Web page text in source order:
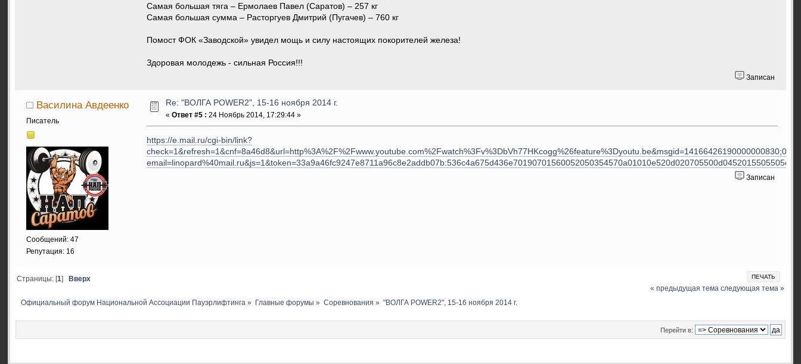
Самая большая тяга – Ермолаев Павел (Саратов) – 257 кг
Самая большая сумма – Расторгуев Дмитрий (Пугачев) – 760 кг
Помост ФОК «Заводской» увидел мощь и силу настоящих покорителей железа!
Здоровая молодежь - сильная Россия!!!
Записан
Василина Авдеенко
Писатель
Сообщений: 47
Репутация: 16
Re: "ВОЛГА POWER2", 15-16 ноября 2014 г.
«Ответ #5 : 24 Ноябрь 2014, 17:29:44 »
https://e.mail.ru/cgi-bin/link?
Записан
ПЕЧАТЬ
Страницы: [1] Вверх
« предыдущая тема следующая тема »
Официальный форум Национальной Ассоциации Пауэрлифтинга » Главные форумы » Соревнования » "ВОЛГА POWER2", 15-16 ноября 2014 г.
Перейти в: